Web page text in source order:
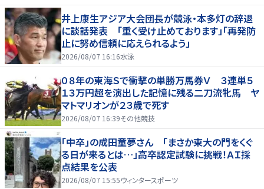
井上康生アジア大会団長が競泳・本多灯の辞退
に談話発表 「重く受け止めております」「再発防
止に努め信頼に応えられるよう」
2026/08/07 16:16水泳
０８年の東海Ｓで衝撃の単勝万馬券Ｖ ３連単５
１３万円超を演出した記憶に残る二刀流牝馬 ヤ
マトマリオンが２３歳で死す
2026/08/07 16:39その他競技
「中卒」の成田童夢さん 「まさか東大の門をくぐ
る日が来るとは…」高卒認定試験に挑戦！ＡＩ採
点結果を公表
2026/08/07 15:55ウィンタースポーツ